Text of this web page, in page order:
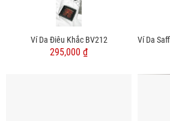
Ví Da Điêu Khắc BV212
295,000 ₫